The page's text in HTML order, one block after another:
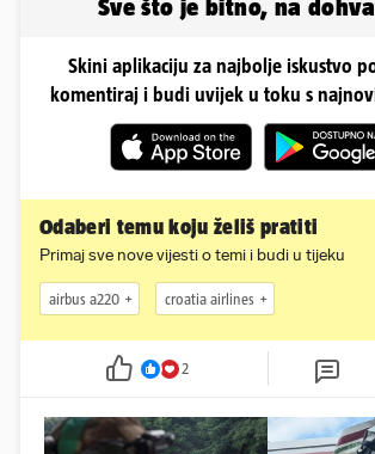
Sve što je bitno, na
Skini aplikaciju za najbolje iskustvo
komentiraj i budi uvijek u toku s
Odaberi temu koju želiš pratiti
Primaj sve nove vijesti o temi i budi u tijeku
airbus a220 croatia airlines
2